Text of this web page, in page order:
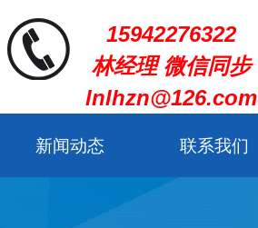
15942276322
林经理 微信同步
lnlhzn@126.com
新闻动态 联系我们